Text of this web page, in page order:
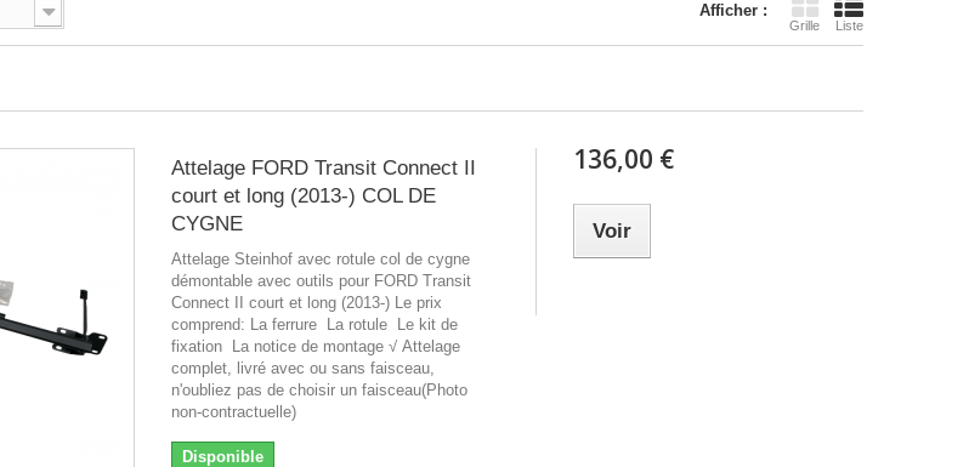
Afficher :
Grille Liste
Attelage FORD Transit Connect II
court et long (2013-) COL DE
CYGNE
Attelage Steinhof avec rotule col de cygne
démontable avec outils pour FORD Transit
Connect II court et long (2013-) Le prix
comprend: La ferrure La rotule Le kit de
fixation La notice de montage √ Attelage
complet, livré avec ou sans faisceau,
n'oubliez pas de choisir un faisceau(Photo
non-contractuelle)
Disponible
136,00 €
Voir